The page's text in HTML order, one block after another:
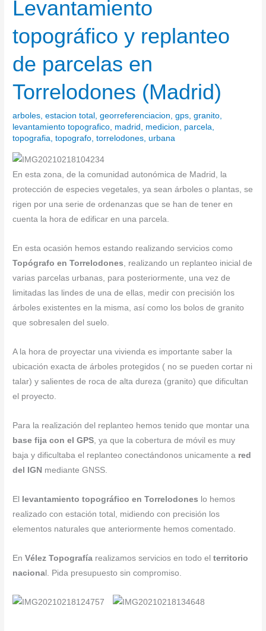
Levantamiento
topográfico y replanteo
de parcelas en
Torrelodones (Madrid)
arboles,estacion total ,georreferenciacion,gps,granito,
levantamiento topografico, madrid , medicion, parcela,
topografia,topografo,torrelodones,urbana
En esta zona, de la comunidad autonómica de Madrid, la
protección de especies vegetales, ya sean árboles o plantas, se
rigen por una serie de ordenanzas que se han de tener en
cuenta la hora de edificar en una parcela.
En esta ocasión hemos estando realizando servicios como
Topógrafo en Torrelodones , realizando un replanteo inicial de
varias parcelas urbanas, para posteriormente, una vez de
limitadas las lindes de una de ellas, medir con precisión los
árboles existentes en la misma, así como los bolos de granito
que sobresalen del suelo.
A la hora de proyectar una vivienda es importante saber la
ubicación exacta de árboles protegidos ( no se pueden cortar ni
talar) y salientes de roca de alta dureza (granito) que dificultan
el proyecto.
Para la realización del replanteo hemos tenido que montar una
base fija con el GPS , ya que la cobertura de móvil es muy
baja y dificultaba el replanteo conectándonos unicamente a red
del IGN mediante GNSS.
El levantamiento topográfico en Torrelodones lo hemos
realizado con estación total, midiendo con precisión los
elementos naturales que anteriormente hemos comentado.
EnVélez Topografía realizamos servicios en todo elterritorio
nacional. Pida presupuesto sin compromiso.
topográfico
y
replanteo
de
parcelas
(Madrid)